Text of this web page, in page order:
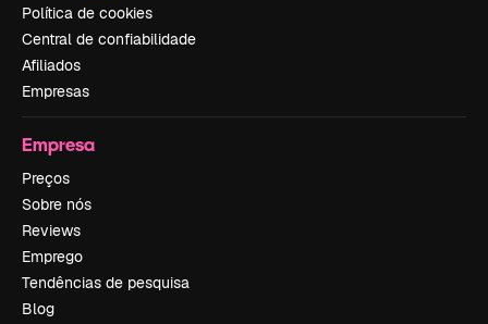
Política de cookies
Central de confiabilidade
Afiliados
Empresas
Empresa
Preços
Sobre nós
Reviews
Emprego
Tendências de pesquisa
Blog